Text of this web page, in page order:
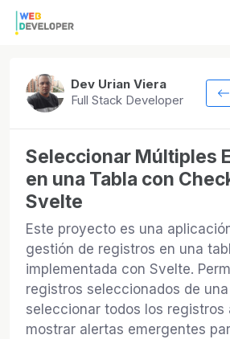
Dev Urian Viera
Full Stack Developer
Seleccionar Múltiples
en una Tabla con
Svelte
Este proyecto es una
gestión de registros en una
implementada con Svelte.
registros seleccionados de
seleccionar todos los registros
mostrar alertas emergentes